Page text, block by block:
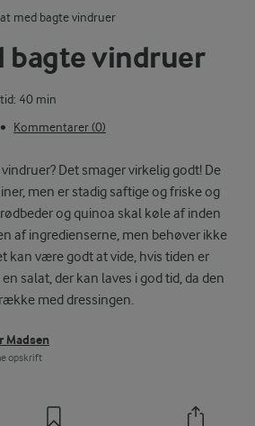
bagte vindruer
40 min
• Kommentarer (0)
Det smager virkelig godt! De
men er stadig saftige og friske og
og quinoa skal køle af inden
af ingredienserne, men behøver ikke
kan være godt at vide, hvis tiden er
salat, der kan laves i god tid, da den
med dressingen.
Madsen
opskrift
med bagte vindruer